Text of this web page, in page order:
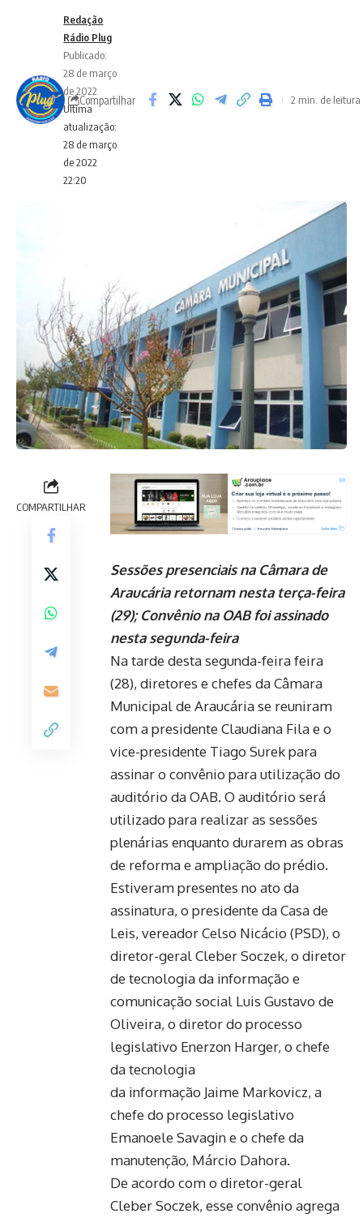
Ultima
atualização:
28 de março
de 2022
22:20
Redação
Rádio Plug
Publicado:
28 de março
de 2022
Compartilhar 2 min. de leitura
COMPARTILHAR
Sessões presenciais na Câmara de
Araucária retornam nesta terça-feira
(29); Convênio na OAB foi assinado
nesta segunda-feira
Na tarde desta segunda-feira feira
(28), diretores e chefes da Câmara
Municipal de Araucária se reuniram
com a presidente Claudiana Fila e o
vice-presidente Tiago Surek para
assinar o convênio para utilização do
auditório da OAB. O auditório será
utilizado para realizar as sessões
plenárias enquanto durarem as obras
de reforma e ampliação do prédio.
Estiveram presentes no ato da
assinatura, o presidente da Casa de
Leis, vereador Celso Nicácio (PSD), o
diretor-geral Cleber Soczek, o diretor
de tecnologia da informação e
comunicação social Luis Gustavo de
Oliveira, o diretor do processo
legislativo Enerzon Harger, o chefe
da tecnologia
da informação Jaime Markovicz, a
chefe do processo legislativo
Emanoele Savagin e o chefe da
manutenção, Márcio Dahora.
De acordo com o diretor-geral
Cleber Soczek, esse convênio agrega